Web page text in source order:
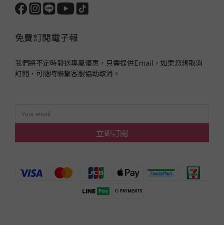
免費訂閱電子報
我們將不定時發送專屬優惠，只需提供Email，如果您想取消
訂閱，可隨時聯繫客服協助取消。
立即訂閱